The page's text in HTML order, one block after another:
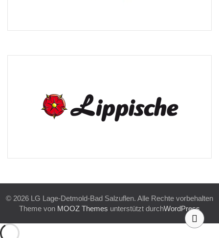
© 2026 LG Lage-Detmold-Bad Salzuflen. Alle Rechte vorbehalten
Theme von MOOZ Themes unterstützt durchWordPress